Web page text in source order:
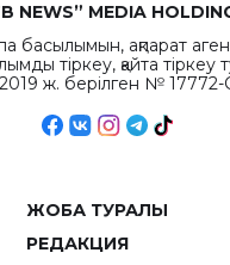
NEWS” MEDIA
басылымын, ақпарат
тіркеу, қайта тіркеу
ж. берілген №
ЖОБА ТУРАЛЫ
РЕДАКЦИЯ